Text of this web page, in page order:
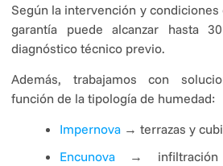
Según la intervención y
garantía puede alcanzar hasta
diagnóstico técnico previo.
Además, trabajamos con
función de la tipología de humedad:
Impernova → terrazas y
Encunova → infiltración